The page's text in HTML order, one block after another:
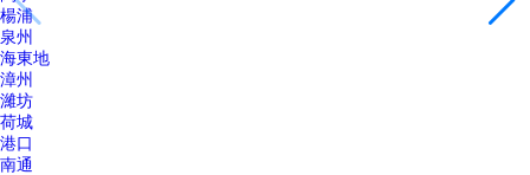
楊浦
泉州
海東地
漳州
濰坊
荷城
港口
南通